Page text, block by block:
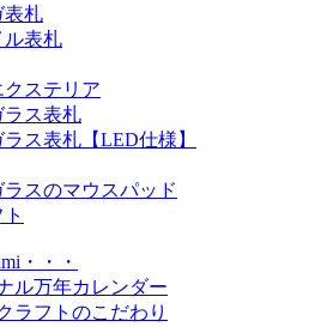
表札
ル表札
ステリア
ラス表札
ス表札【LED仕様】
スのマウスパッド
・・・
ル万年カレンダー
ラフトのこだわり